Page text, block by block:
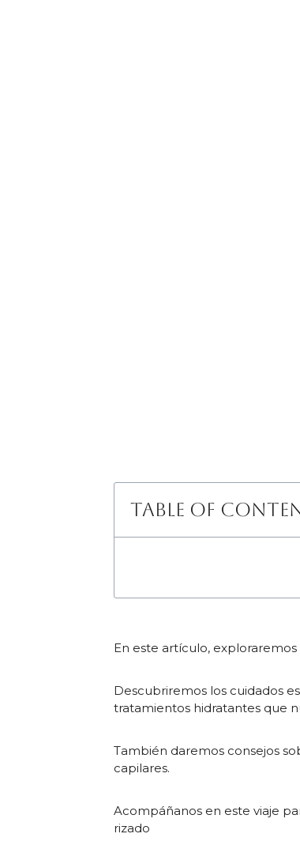
Table of
En este artículo,
Descubriremos los cuidados
tratamientos hidratantes que
También daremos consejos
capilares.
Acompáñanos en este viaje
rizado